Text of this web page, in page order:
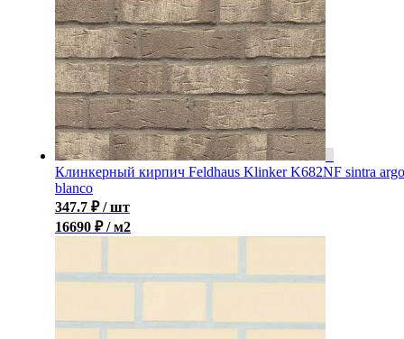
Клинкерный кирпич Feldhaus Klinker K682NF sintra argo
blanco
347.7 ₽ / шт
16690 ₽ / м2